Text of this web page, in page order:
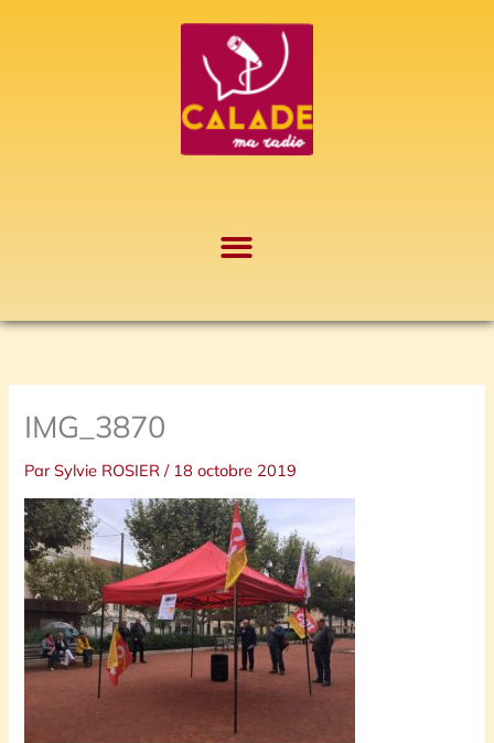
IMG_3870
ParSylvie ROSIER/ 18 octobre 2019